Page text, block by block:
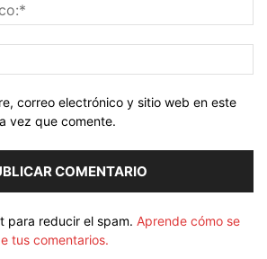
correo electrónico y sitio web en este
vez que comente.
para reducir el spam. Aprende cómo se
tus comentarios.